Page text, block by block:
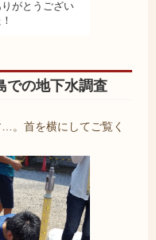
がとうござい
での地下水調査
。首を横にしてご覧く